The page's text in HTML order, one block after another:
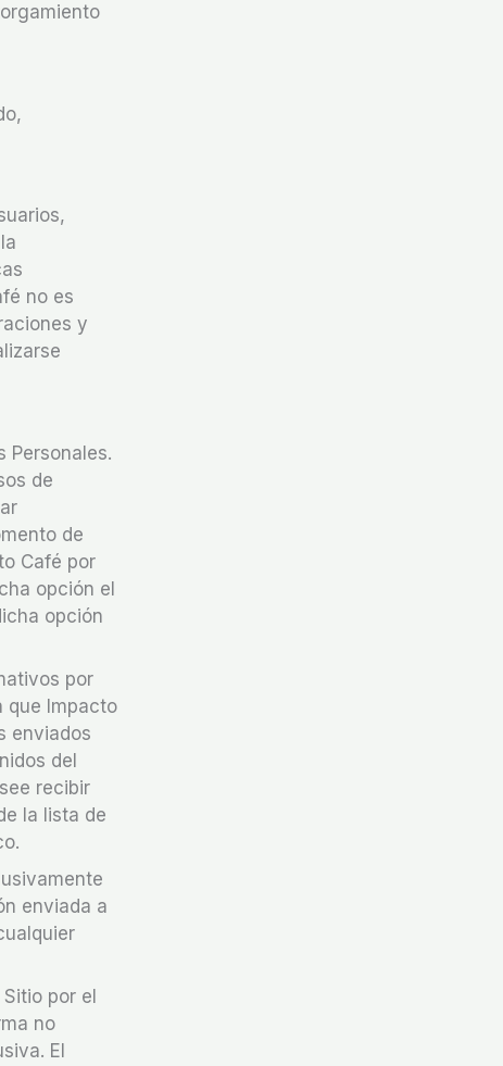
no es
y
Personales.
de
de
Café por
opción el
opción
por
que Impacto
enviados
del
recibir
la lista de
enviada a
por el
no
El